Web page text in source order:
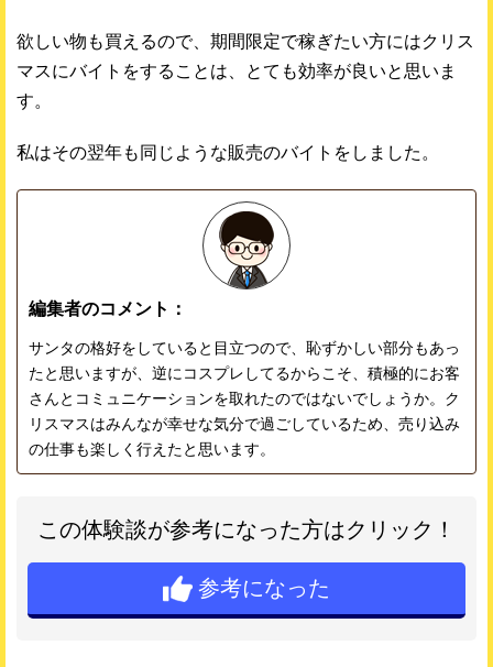
欲しい物も買えるので、期間限定で稼ぎたい方にはクリス
マスにバイトをすることは、とても効率が良いと思いま
す。
私はその翌年も同じような販売のバイトをしました。
編集者のコメント：
サンタの格好をしていると目立つので、恥ずかしい部分もあっ
たと思いますが、逆にコスプレしてるからこそ、積極的にお客
さんとコミュニケーションを取れたのではないでしょうか。ク
リスマスはみんなが幸せな気分で過ごしているため、売り込み
の仕事も楽しく行えたと思います。
この体験談が参考になった方はクリック！
参考になった